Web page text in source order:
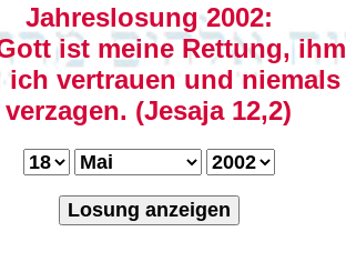
Jahreslosung 2002:
ist meine Rettung, ihm
ich vertrauen und niemals
verzagen. (Jesaja 12,2)
Losung anzeigen